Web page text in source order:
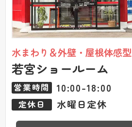
水まわり＆外壁・屋根体感型
若宮ショールーム
営業時間 10:00-18:00
定休日 水曜日定休